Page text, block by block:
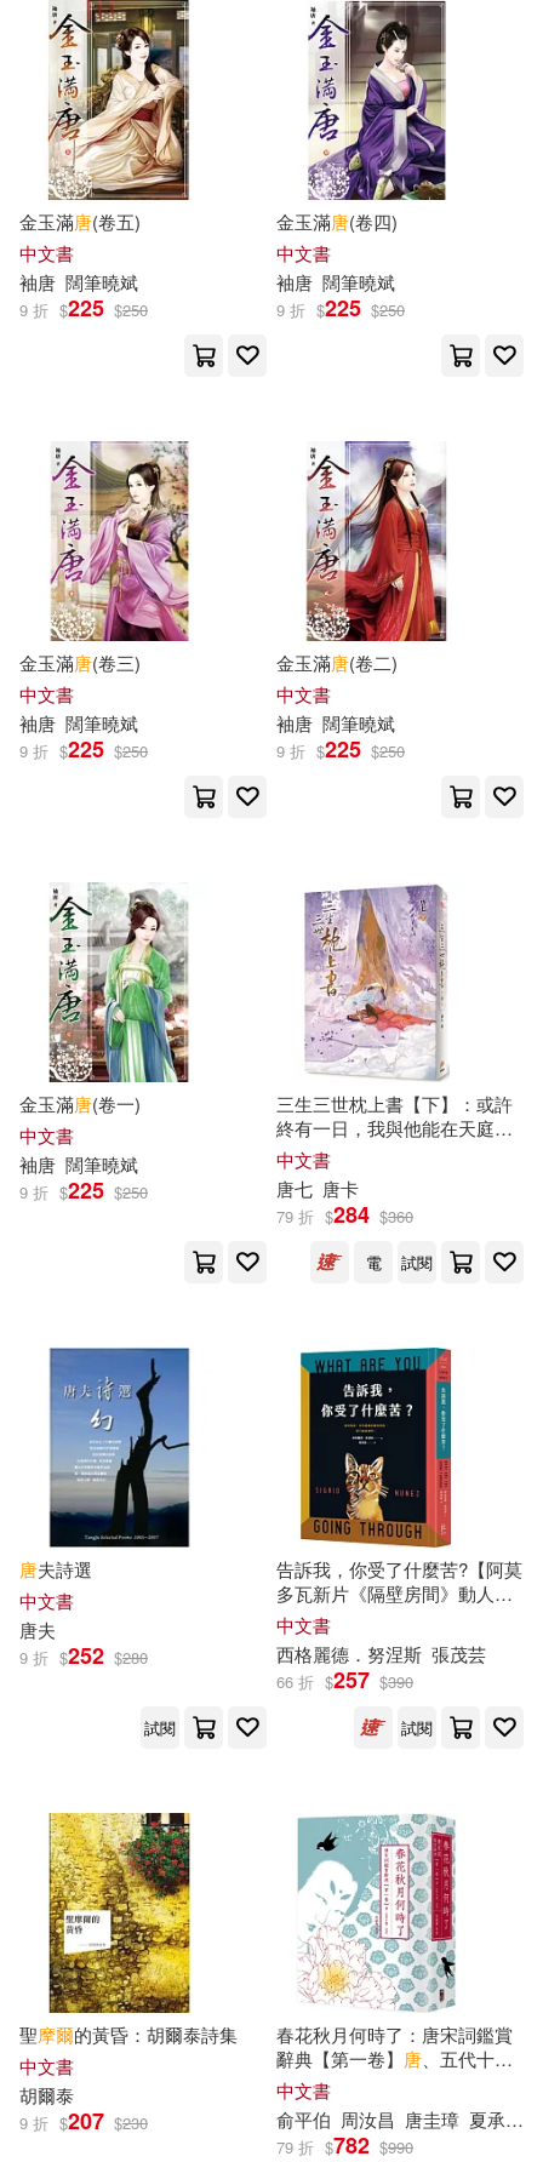
（比）吉恩·羅巴(23)
（英）亞瑟·柯南·道爾(23)
（英）查爾斯·狄更斯(23)
クリムゾン(22)
世一編輯部(22)
本書編委會(22) 王子安(22)
王爾德(22)
陳寅恪(22)
黛安娜．韋恩．瓊斯(22)
（唐）吳兢(22)
唐 菩提流志譯(21)
唐翼明(21)
喬治．歐威爾(21)
李志剛（主編）(21)
諸星大二郎(21)
（唐）歐陽詢(21) 三月果(20)
尹宏明(20) 尼爾．蓋曼(20)
洪亮（主編）(20) 班與唐(20)
緋然(20)
上海唐碼城邦咨詢有限公司北京分
公司 編著(19)
周藝文(19)
唐墨(19)
申泳雨(19)
詹福瑞，陳紅彥（主編）(19)
光明日報出版社(124)
BIS(123) Chandos(123)
木馬文化(121)
湖南少年兒童出版社(120)
吉林文史出版社(118)
天地出版社(118)
臺灣商務(117)
中國紡織出版社(115)
台灣全球高爾夫媒體(114)
復旦大學出版社(114)
石油工業出版社(114)
野人(114) 現代出版社(112)
北京圖書館出版社(109)
新星出版社(109)
作家出版社(108)
上海文藝出版社(107)
青島出版社(106)
上海音樂出版社(105)
中國建築工業出版社(105)
中國書店(105)
東方出版社(105)
華東師範大學出版社(104)
上揚(103) 九州出版社(100)
金玉滿唐(卷五)
中文書
袖唐 闊筆曉斌
9 折 $225 $250
金玉滿唐(卷四)
中文書
袖唐 闊筆曉斌
9 折 $225 $250
金玉滿唐(卷三)
中文書
袖唐 闊筆曉斌
9 折 $225 $250
金玉滿唐(卷二)
中文書
袖唐 闊筆曉斌
9 折 $225 $250
金玉滿唐(卷一)
中文書
袖唐 闊筆曉斌
9 折 $225 $250
三生三世枕上書【下】：或許
終有一日，我與他能在天庭相
見。唐
奇最終章!
中文書
唐七 唐卡
79 折 $284 $360
電
試閱
唐夫詩選
中文書
唐夫
9 折 $252 $280
試閱
告訴我，你受了什麼苦?【阿莫
多瓦新片《隔壁房間》動人原
著，茱莉安
同台競演!】
中文書
西格麗德．努涅斯 張茂芸
66 折 $257 $390
試閱
聖摩爾的黃昏：胡爾泰詩集
中文書
胡爾泰
9 折 $207 $230
春花秋月何時了：唐宋詞鑑賞
辭典【第一卷】 唐 、五代十
國、北宋(二版)
中文書
俞平伯 周汝昌 唐圭璋 夏承燾
79 折 $782 $990